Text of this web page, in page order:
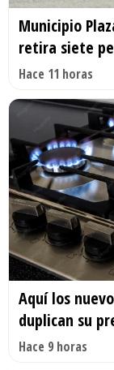
Municipio
retira siete
Hace 11 horas
Aquí los
duplican su
Hace 9 horas